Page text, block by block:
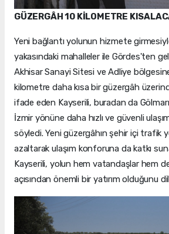
GÜZERGÂH 10 KİLOMETRE
Yeni bağlantı yolunun hizmete
yakasındaki mahalleler ile Gördes'ten
Akhisar Sanayi Sitesi ve Adliye
kilometre daha kısa bir güzergâh
ifade eden Kayserili, buradan da
İzmir yönüne daha hızlı ve güvenli
söyledi. Yeni güzergâhın şehir içi trafik
azaltarak ulaşım konforuna da katkı
Kayserili, yolun hem vatandaşlar hem
açısından önemli bir yatırım olduğunu